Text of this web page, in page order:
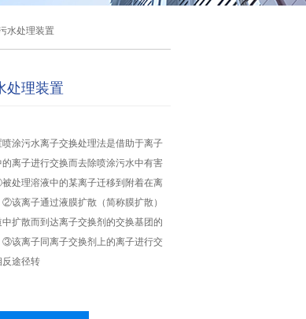
水处理装置
处理装置
涂污水离子交换处理法是借助于离子
离子进行交换而去除喷涂污水中有害
处理溶液中的某离子迁移到附着在离
该离子通过液膜扩散（简称膜扩散）
扩散而到达离子交换剂的交换基团的
该离子同离子交换剂上的离子进行交
途径转